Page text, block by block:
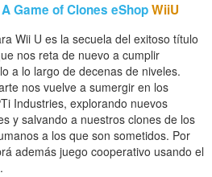
Game of Clones eShopWiiU
Wii U es la secuela del exitoso título
nos reta de nuevo a cumplir
a lo largo de decenas de niveles.
nos vuelve a sumergir en los
Industries, explorando nuevos
y salvando a nuestros clones de los
a los que son sometidos. Por
además juego cooperativo usando el